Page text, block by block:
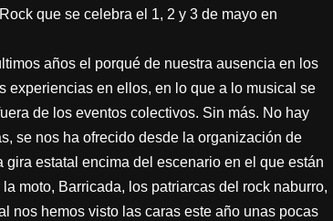
que se celebra el 1, 2 y 3 de mayo en
años el porqué de nuestra ausencia en los
experiencias en ellos, en lo que a lo musical se
de los eventos colectivos. Sin más. No hay
se nos ha ofrecido desde la organización de
estatal encima del escenario en el que están
moto, Barricada, los patriarcas del rock naburro,
nos hemos visto las caras este año unas pocas